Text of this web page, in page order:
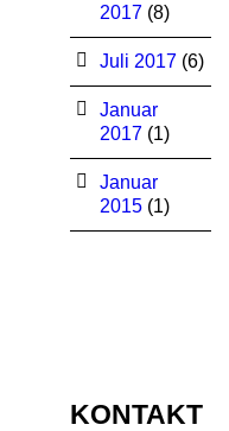
2017(8)
Juli 2017(6)
Januar
2017(1)
Januar
2015(1)
KONTAKT